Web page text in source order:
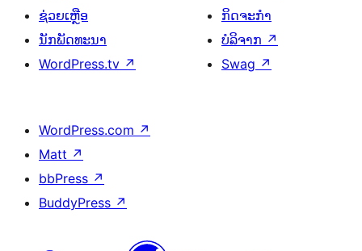
ຊ່ວຍເຫຼືອ
ນັກພັດທະນາ
WordPress.tv ↗
ກິດຈະກຳ
ບໍລິຈາກ ↗
Swag ↗
WordPress.com ↗
Matt ↗
bbPress ↗
BuddyPress ↗